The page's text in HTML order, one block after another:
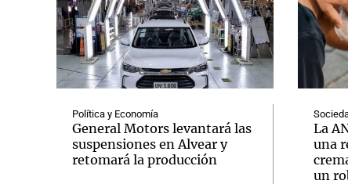
Política y Economía
General Motors levantará las
suspensiones en Alvear y
retomará la producción
La
una
un
Notas